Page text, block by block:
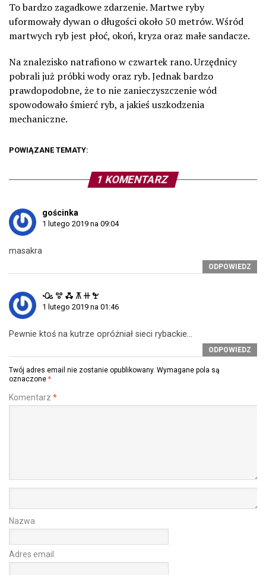
To bardzo zagadkowe zdarzenie. Martwe ryby
uformowały dywan o długości około 50 metrów. Wśród
martwych ryb jest płoć, okoń, kryza oraz małe sandacze.
Na znalezisko natrafiono w czwartek rano. Urzędnicy
pobrali już próbki wody oraz ryb. Jednak bardzo
prawdopodobne, że to nie zanieczyszczenie wód
spowodowało śmierć ryb, a jakieś uszkodzenia
mechaniczne.
POWIĄZANE TEMATY:
1 KOMENTARZ
gościnka
1 lutego 2019 na 09:04
masakra
ODPOWIEDZ
ꘐ ꖜ ꗈ ꕧ ꔠ ꖟ
1 lutego 2019 na 01:46
Pewnie ktoś na kutrze opróżniał sieci rybackie…
ODPOWIEDZ
Twój adres email nie zostanie opublikowany. Wymagane pola są
oznaczone *
Komentarz *
Nazwa
Adres email